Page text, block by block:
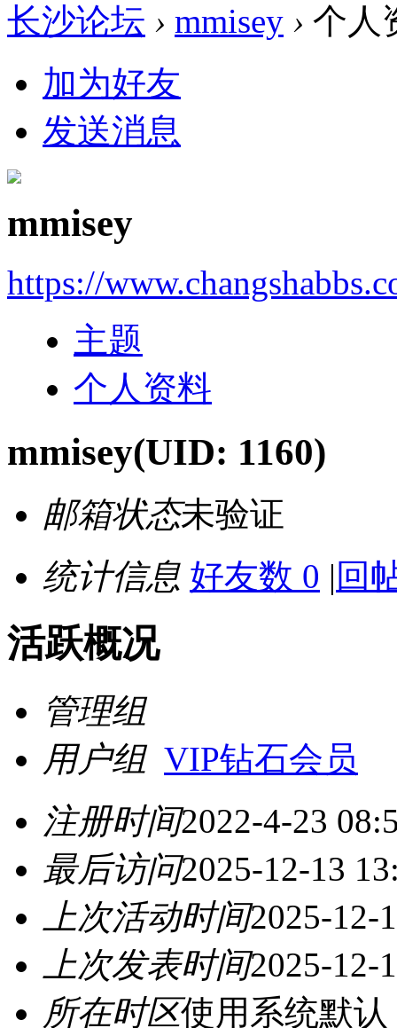
长沙论坛 › mmisey › 个人
加为好友
发送消息
mmisey
https://
主题
个人资料
mmisey(UID: 1160)
邮箱状态未验证
统计信息 好友数 0 | 回
活跃概况
管理组
用户组 VIP钻石会员
注册时间2022-4-23
最后访问2025-12-13
上次活动时间2025-12-
上次发表时间2025-12-
所在时区使用系统默认